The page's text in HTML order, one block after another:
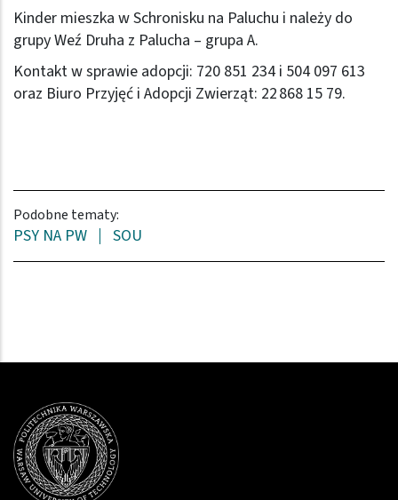
Kinder mieszka w Schronisku na Paluchu i należy do
grupy Weź Druha z Palucha – grupa A.
Kontakt w sprawie adopcji: 720 851 234 i 504 097 613
oraz Biuro Przyjęć i Adopcji Zwierząt: 22 868 15 79.
Podobne tematy:
PSY NA PW SOU